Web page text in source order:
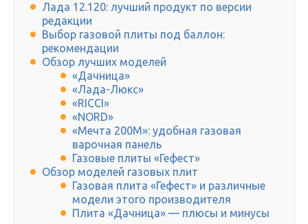
Лада 12.120: лучший продукт по версии
редакции
Выбор газовой плиты под баллон:
рекомендации
Обзор лучших моделей
«Дачница»
«Лада-Люкс»
«RICCI»
«NORD»
«Мечта 200М»: удобная газовая
варочная панель
Газовые плиты «Гефест»
Обзор моделей газовых плит
Газовая плита «Гефест» и различные
модели этого производителя
Плита «Дачница» — плюсы и минусы